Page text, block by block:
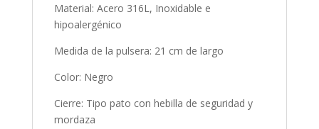
Material: Acero 316L, Inoxidable e
hipoalergénico
Medida de la pulsera: 21 cm de largo
Color: Negro
Cierre: Tipo pato con hebilla de seguridad y
mordaza